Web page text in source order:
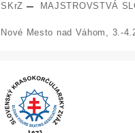
SKrZ MAJSTROVSTVÁ
Nové Mesto nad Váhom, 3.-